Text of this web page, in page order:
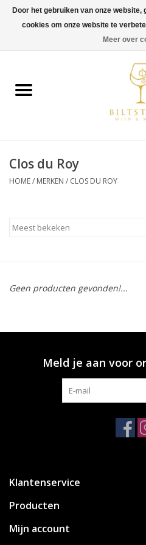
Wijn
Gin & Tonic
Gedestilleerd
Accessoires
Relatiegeschenken
Clos du Roy
HOME/ MERKEN / CLOS DU ROY
Geen producten gevonden!...
Meld je aan voor
Klantenservice
Producten
Mijn account
Door het gebruiken van onze
cookies om onze website te
Meer over